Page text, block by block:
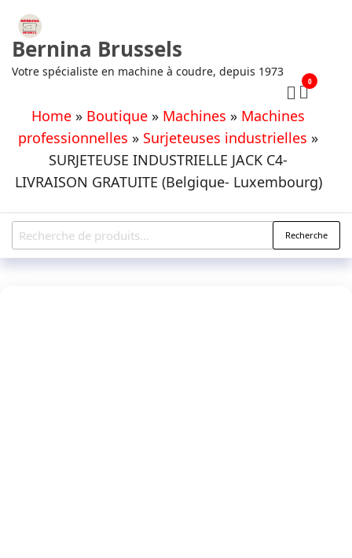
Aller
contenu
Bernina Brussels
Votre spécialiste en machine à coudre, depuis 1973
Home » Boutique » Machines » Machines
professionnelles » Surjeteuses industrielles »
SURJETEUSE INDUSTRIELLE JACK C4-
LIVRAISON GRATUITE (Belgique- Luxembourg)
0
Recherche
pour :
Recherche